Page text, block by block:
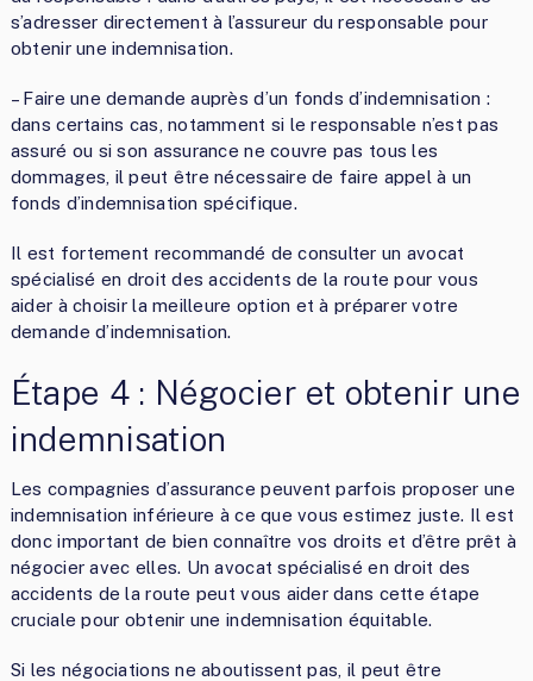
s’adresser directement à l’assureur du responsable pour
obtenir une indemnisation.
– Faire une demande auprès d’un fonds d’indemnisation :
dans certains cas, notamment si le responsable n’est pas
assuré ou si son assurance ne couvre pas tous les
dommages, il peut être nécessaire de faire appel à un
fonds d’indemnisation spécifique.
Il est fortement recommandé de consulter un avocat
spécialisé en droit des accidents de la route pour vous
aider à choisir la meilleure option et à préparer votre
demande d’indemnisation.
Étape 4 : Négocier et obtenir une
indemnisation
Les compagnies d’assurance peuvent parfois proposer une
indemnisation inférieure à ce que vous estimez juste. Il est
donc important de bien connaître vos droits et d’être prêt à
négocier avec elles. Un avocat spécialisé en droit des
accidents de la route peut vous aider dans cette étape
cruciale pour obtenir une indemnisation équitable.
Si les négociations ne aboutissent pas, il peut être